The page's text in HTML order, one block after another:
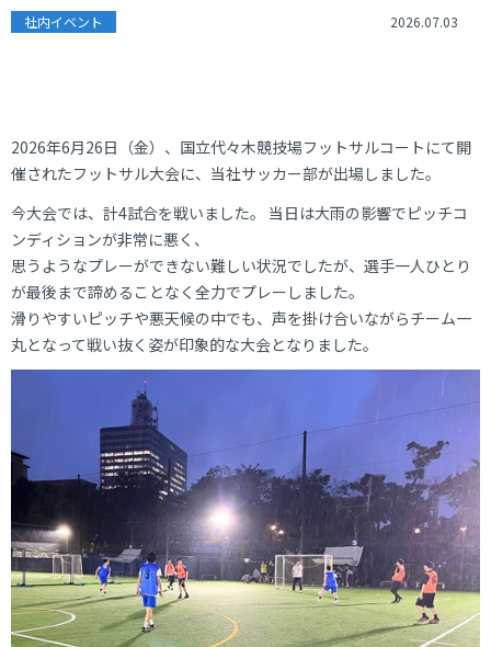
社内イベント 2026.07.03
2026年6月26日（金）、国立代々木競技場フットサルコートにて開
催されたフットサル大会に、当社サッカー部が出場しました。
今大会では、計4試合を戦いました。 当日は大雨の影響でピッチコ
ンディションが非常に悪く、
思うようなプレーができない難しい状況でしたが、選手一人ひとり
が最後まで諦めることなく全力でプレーしました。
滑りやすいピッチや悪天候の中でも、声を掛け合いながらチーム一
丸となって戦い抜く姿が印象的な大会となりました。